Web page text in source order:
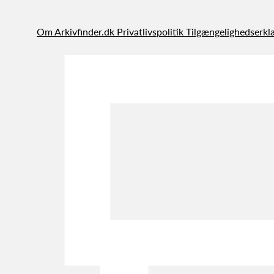
Om Arkivfinder.dk Privatlivspolitik